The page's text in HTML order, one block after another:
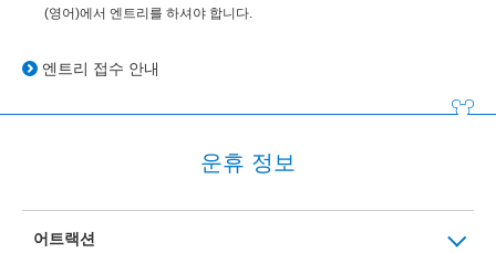
(영어)에서 엔트리를 하셔야 합니다.
엔트리 접수 안내
운휴 정보
어트랙션